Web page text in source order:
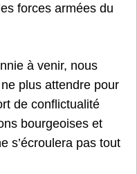
forces armées du
à venir, nous
plus attendre pour
de conflictualité
bourgeoises et
s’écroulera pas tout